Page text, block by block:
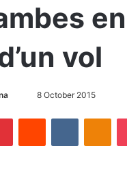
vol
d
8 October 2015